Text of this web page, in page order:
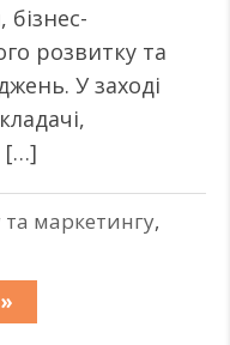
бізнес-
розвитку та
У заході
[…]
маркетингу,